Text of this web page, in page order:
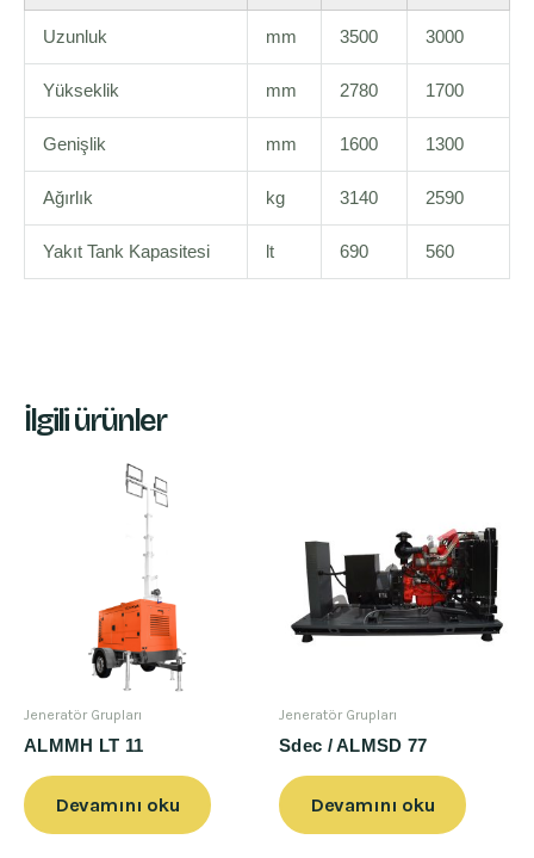
Uzunluk mm 3500 3000
Yükseklik mm 2780 1700
Genişlik mm 1600 1300
Ağırlık kg 3140 2590
Yakıt Tank Kapasitesi lt 690 560
İlgili ürünler
Jeneratör Grupları
ALMMH LT 11
Devamını oku
Jeneratör Grupları
Sdec / ALMSD 77
Devamını oku